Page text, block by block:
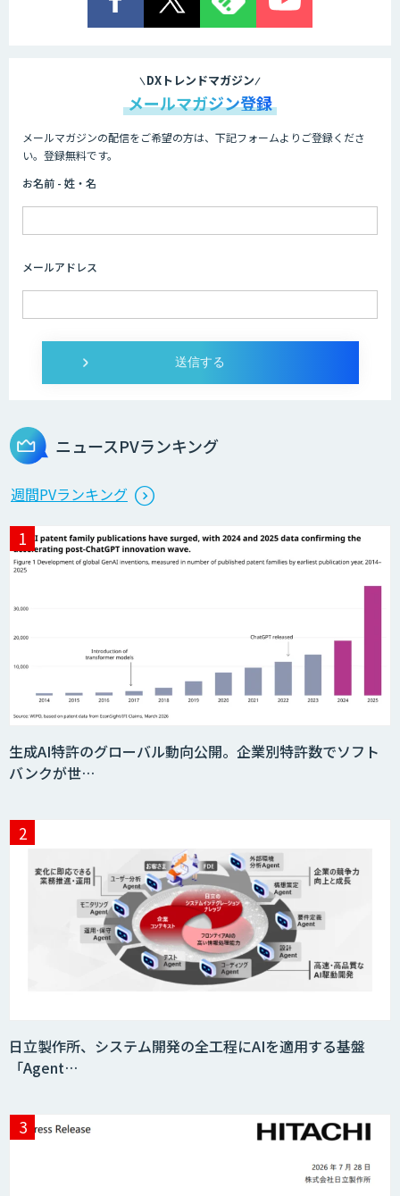
AIカスタマイズソリューション
AI/DXソリューションサービス
エッジデバイス 組込AIモデル開発受託
DX戦略・AIモデル構築コンサルティング
MAISTER™
MatrixFlow
DXトレンドマガジン
メールマガジン登録
メールマガジンの配信をご希望の方は、下記フォームよりご登録くださ
い。登録無料です。
お名前 - 姓・名
メールアドレス
ニュースPVランキング
週間PVランキング
生成AI特許のグローバル動向公開。企業別特許数でソフト
バンクが世…
日立製作所、システム開発の全工程にAIを適用する基盤
「Agent…